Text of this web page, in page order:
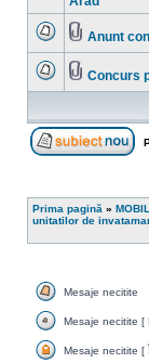
Nu
sunt
mesaje
necitite
ataşat(e)
sunt
mesaje
necitite
Anunt
necitite
Concurs
Prima pagină »
unitatilor de
necitite
Mesaje necitite
necitite
Mesaje necitite [
Mesaje necitite [